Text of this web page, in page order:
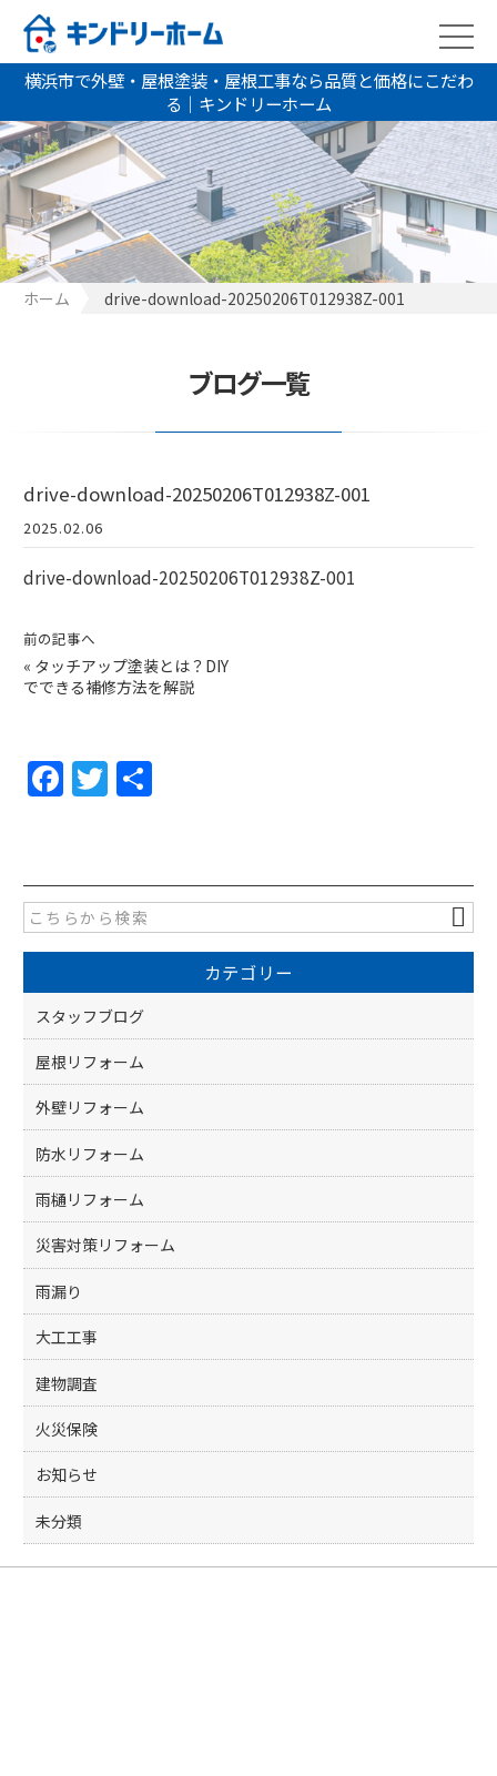
横浜市で外壁・屋根塗装・屋根工事なら品質と価格にこだわ
る｜キンドリーホーム
ホーム drive-download-20250206T012938Z-001
ブログ一覧
drive-download-20250206T012938Z-001
2025.02.06
drive-download-20250206T012938Z-001
前の記事へ
« タッチアップ塗装とは？DIY
でできる補修方法を解説
F
a
e
b
o
o
k
T
w
er
カテゴリー
スタッフブログ
屋根リフォーム
外壁リフォーム
防水リフォーム
雨樋リフォーム
災害対策リフォーム
雨漏り
大工工事
建物調査
火災保険
お知らせ
未分類